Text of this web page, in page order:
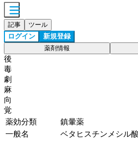
記事 ツール
ログイン 新規登録
薬剤情報
後
毒
劇
麻
向
覚
薬効分類
鎮暈薬
一般名
ベタヒスチンメシル